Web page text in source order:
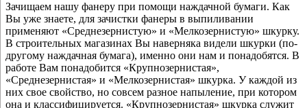
Зачищаем нашу фанеру при помощи наждачной бумаги. Как
Вы уже знаете, для зачистки фанеры в выпиливании
применяют «Среднезернистую» и «Мелкозернистую» шкурку.
В строительных магазинах Вы наверняка видели шкурки (по-
другому наждачная бумага), именно они нам и понадобятся. В
работе Вам понадобится «Крупнозернистая»,
«Среднезернистая» и «Мелкозернистая» шкурка. У каждой из
них свое свойство, но совсем разное напыление, при котором
она и классифицируется. «Крупнозернистая» шкурка служит